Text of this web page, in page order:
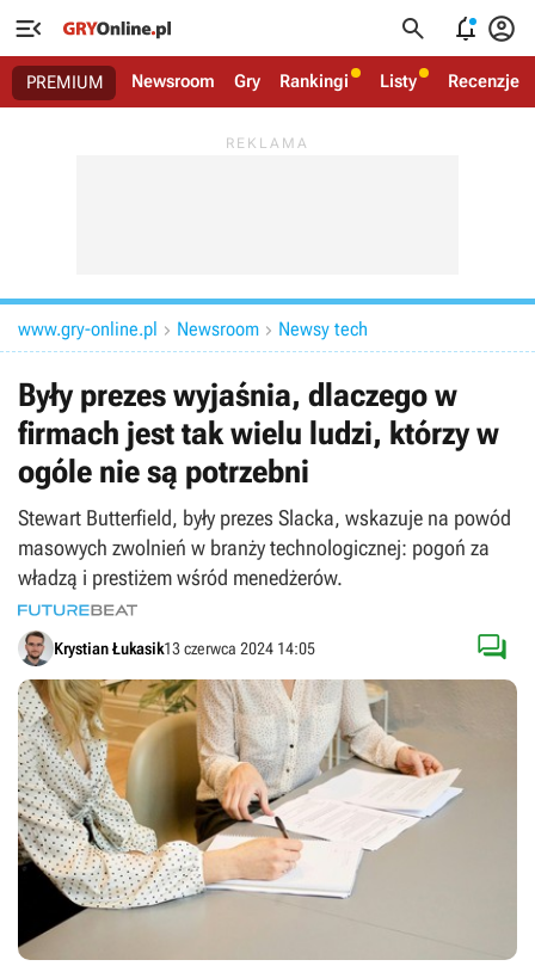
   
PREMIUM Newsroom Gry Rankingi Listy Recenzje
www.gry-online.pl  Newsroom  Newsy tech
Były prezes wyjaśnia, dlaczego w
firmach jest tak wielu ludzi, którzy w
ogóle nie są potrzebni
Stewart Butterfield, były prezes Slacka, wskazuje na powód
masowych zwolnień w branży technologicznej: pogoń za
władzą i prestiżem wśród menedżerów.
Krystian Łukasik13 czerwca 2024 14:05 